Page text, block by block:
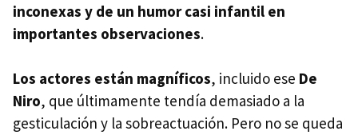
inconexas y de un humor casi infantil en
importantes observaciones.
Los actores están magníficos, incluido ese De
Niro, que últimamente tendía demasiado a la
gesticulación y la sobreactuación. Pero no se queda